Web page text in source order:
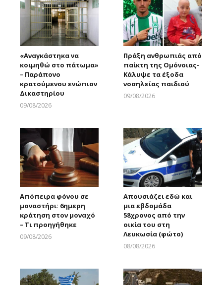
«Αναγκάστηκα να
κοιμηθώ στο πάτωμα»
– Παράπονο
κρατούμενου ενώπιον
Δικαστηρίου
09/08/2026
Πράξη ανθρωπιάς από
παίκτη της Ομόνοιας-
Κάλυψε τα έξοδα
νοσηλείας παιδιού
09/08/2026
Απόπειρα φόνου σε
μοναστήρι: 6ημερη
κράτηση στον μοναχό
– Τι προηγήθηκε
09/08/2026
Απουσιάζει εδώ και
μια εβδομάδα
58χρονος από την
οικία του στη
Λευκωσία (φώτο)
08/08/2026